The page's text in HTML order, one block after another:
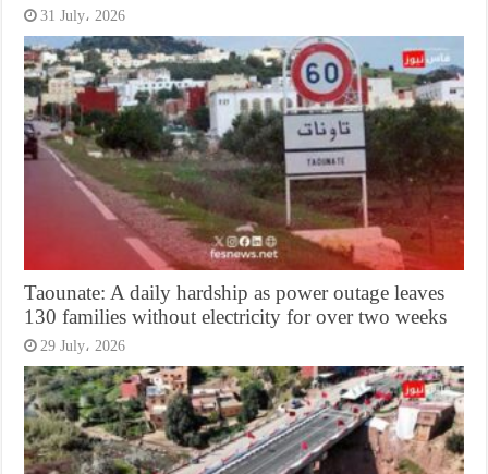
31 July، 2026
Taounate: A daily hardship as power outage leaves
130 families without electricity for over two weeks
29 July، 2026